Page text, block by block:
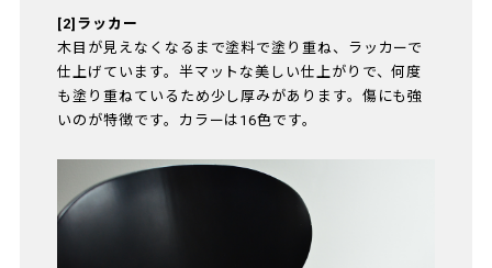
[2]ラッカー
木目が見えなくなるまで塗料で塗り重ね、ラッカーで
仕上げています。半マットな美しい仕上がりで、何度
も塗り重ねているため少し厚みがあります。傷にも強
いのが特徴です。カラーは16色です。